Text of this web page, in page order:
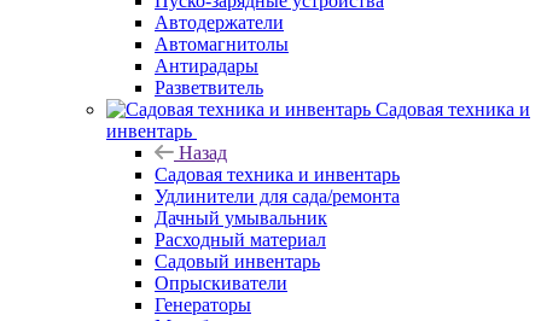
Автодержатели
Автомагнитолы
Антирадары
Разветвитель
Садовая техника и
инвентарь
Назад
Садовая техника и инвентарь
Удлинители для сада/ремонта
Дачный умывальник
Расходный материал
Садовый инвентарь
Опрыскиватели
Генераторы